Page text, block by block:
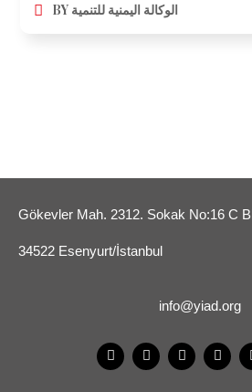
BY الوكالة اليمنية للتنمية
Gökevler Mah. 2312. Sokak No:16 C
34522 Esenyurt/İstanbul
info@yiad.org